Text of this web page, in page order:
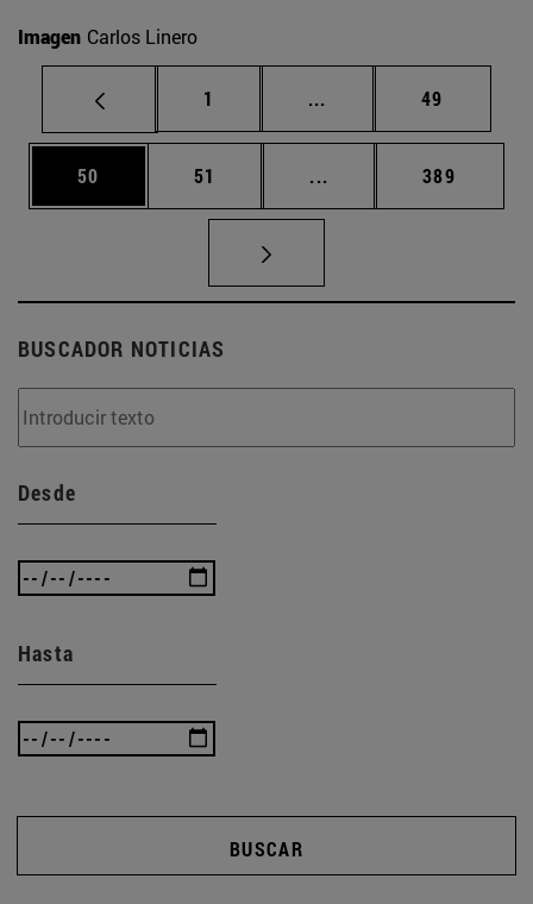
Imagen Carlos Linero
Página
1 ... Páginas intermedias
Página
49
Página
50 Página
51 ... Páginas intermedias
Página
389
BUSCADOR NOTICIAS
Desde
Hasta
BUSCAR